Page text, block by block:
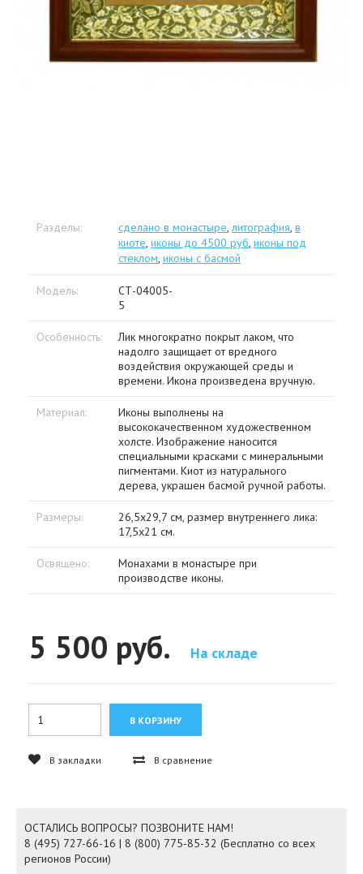
Разделы: сделано в монастыре, литография, в
киоте, иконы до 4500 руб, иконы под
стеклом, иконы с басмой
Модель:
СТ-04005-
5
Особенность:
Лик многократно покрыт лаком, что
надолго защищает от вредного
воздействия окружающей среды и
времени. Икона произведена вручную.
Материал:
Иконы выполнены на
высококачественном художественном
холсте. Изображение наносится
специальными красками с минеральными
пигментами. Киот из натурального
дерева, украшен басмой ручной работы.
Размеры:
26,5х29,7 см, размер внутреннего лика:
17,5х21 см.
Освящено:
Монахами в монастыре при
производстве иконы.
5 500 руб. На складе
В закладки В сравнение
ОСТАЛИСЬ ВОПРОСЫ? ПОЗВОНИТЕ НАМ!
8 (495) 727-66-16 | 8 (800) 775-85-32 (Бесплатно со всех
регионов России)